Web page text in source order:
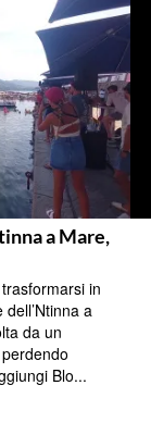
a Mare,
in
a
da un
Blo...